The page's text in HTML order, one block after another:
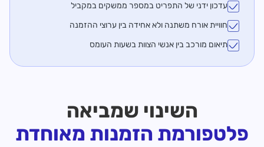
עדכון ידני של התפריט במספר ממשקים במקביל
חוויית אורח משתנה ולא אחידה בין ערוצי ההזמנה
תיאום מורכב בין אנשי הצוות בשעות העומס
השינוי שמביאה
פלטפורמת הזמנות מאוחדת